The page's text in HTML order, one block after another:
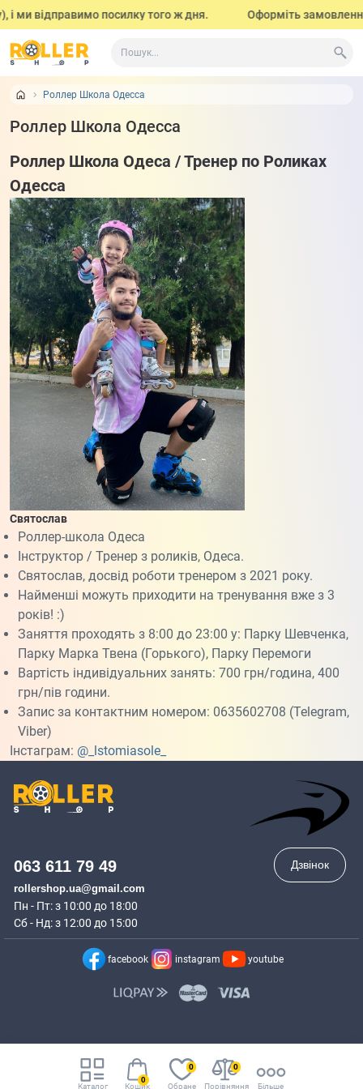
ми відправимо посилку того ж дня. Оформіть замовлення
Каталог
0
Кошик Обране
0
Порівняння
0
Більше
Роллер Школа Одесса
Роллер Школа Одесса
Роллер Школа Одеса / Тренер по Роликах
Одесса
Святослав
Роллер-школа Одеса
Інструктор / Тренер з роликів, Одеса.
Святослав, досвід роботи тренером з 2021 року.
Найменші можуть приходити на тренування вже з 3
років! :)
Заняття проходять з 8:00 до 23:00 у: Парку Шевченка,
Парку Марка Твена (Горького), Парку Перемоги
Вартість індивідуальних занять: 700 грн/година, 400
грн/пів години.
Запис за контактним номером: 0635602708 (Telegram,
Viber)
Інстаграм: @_lstomiasole_
063 611 79 49
rollershop.ua@gmail.com
Пн - Пт: з 10:00 до 18:00
Сб - Нд: з 12:00 до 15:00
Дзвінок
facebook instagram youtube